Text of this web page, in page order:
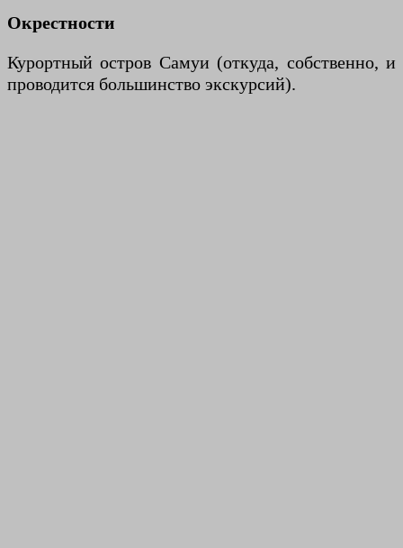
Окрестности
Курортный остров Самуи (откуда, собственно, и
проводится большинство экскурсий).